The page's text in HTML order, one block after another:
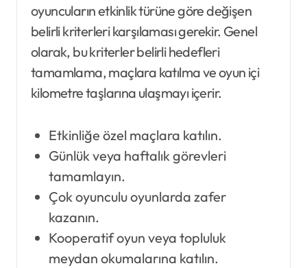
oyuncuların etkinlik türüne göre değişen
belirli kriterleri karşılaması gerekir. Genel
olarak, bu kriterler belirli hedefleri
tamamlama, maçlara katılma ve oyun içi
kilometre taşlarına ulaşmayı içerir.
Etkinliğe özel maçlara katılın.
Günlük veya haftalık görevleri
tamamlayın.
Çok oyunculu oyunlarda zafer
kazanın.
Kooperatif oyun veya topluluk
meydan okumalarına katılın.